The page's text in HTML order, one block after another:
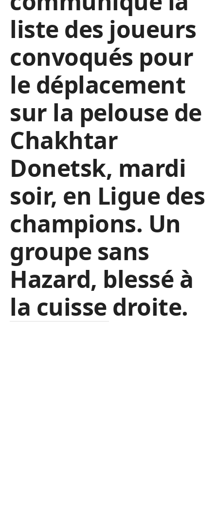
liste des joueurs
convoqués pour
le déplacement
sur la pelouse de
Chakhtar
Donetsk, mardi
soir, en Ligue des
champions. Un
groupe sans
Hazard, blessé à
la cuisse droite.